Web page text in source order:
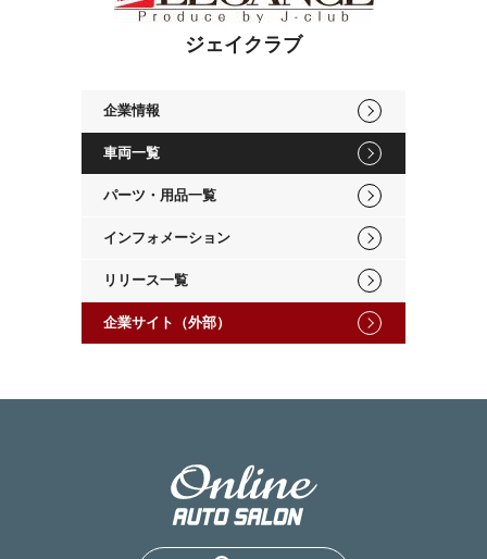
ジェイクラブ
企業情報
車両一覧
パーツ・用品一覧
インフォメーション
リリース一覧
企業サイト（外部）